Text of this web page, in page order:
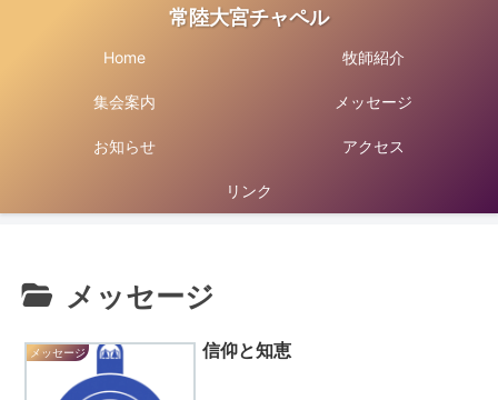
常陸大宮チャペル
Home 牧師紹介
集会案内 メッセージ
お知らせ アクセス
リンク
メッセージ
メッセージ 信仰と知恵